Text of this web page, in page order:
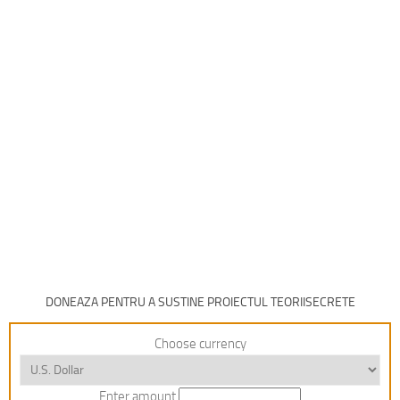
DONEAZA PENTRU A SUSTINE PROIECTUL TEORIISECRETE
Choose currency
Enter amount